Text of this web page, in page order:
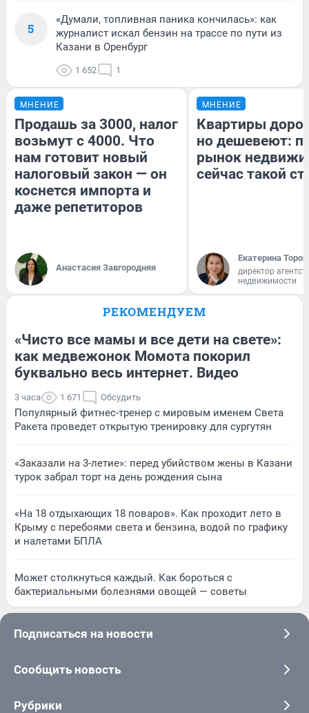
5
«Думали, топливная паника кончилась»: как
журналист искал бензин на трассе по пути из
Казани в Оренбург
1 652 1
МНЕНИЕ
Продашь за 3000, налог
возьмут с 4000. Что
нам готовит новый
налоговый закон — он
коснется импорта и
даже репетиторов
Анастасия Завгородняя
МНЕНИЕ
Квартиры
но дешевеют:
рынок
сейчас такой
Екатерина
директор
недвижимости
РЕКОМЕНДУЕМ
«Чисто все мамы и все дети на свете»:
как медвежонок Момота покорил
буквально весь интернет. Видео
3 часа 1 671 Обсудить
Популярный фитнес-тренер с мировым именем Света
Ракета проведет открытую тренировку для сургутян
«Заказали на 3-летие»: перед убийством жены в Казани
турок забрал торт на день рождения сына
«На 18 отдыхающих 18 поваров». Как проходит лето в
Крыму с перебоями света и бензина, водой по графику
и налетами БПЛА
Может столкнуться каждый. Как бороться с
бактериальными болезнями овощей — советы
Подписаться на новости
Сообщить новость
Рубрики